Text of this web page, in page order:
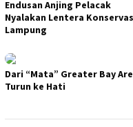
Endusan Anjing Pelacak
Nyalakan Lentera
Lampung
Dari “Mata” Greater Bay
Turun ke Hati